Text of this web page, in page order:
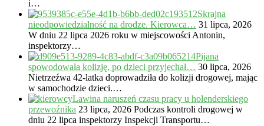
i…
Skrajna
nieodpowiedzialność na drodze. Kierowca… 31 lipca, 2026
W dniu 22 lipca 2026 roku w miejscowości Antonin,
inspektorzy…
Pijana
spowodowała kolizję, po dzieci przyjechał… 30 lipca, 2026
Nietrzeźwa 42-latka doprowadziła do kolizji drogowej, mając
w samochodzie dzieci.…
Lawina naruszeń czasu pracy u holenderskiego
przewoźnika 23 lipca, 2026 Podczas kontroli drogowej w
dniu 22 lipca inspektorzy Inspekcji Transportu…